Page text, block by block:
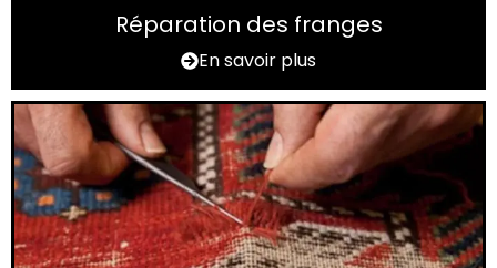
Réparation des franges
En savoir plus